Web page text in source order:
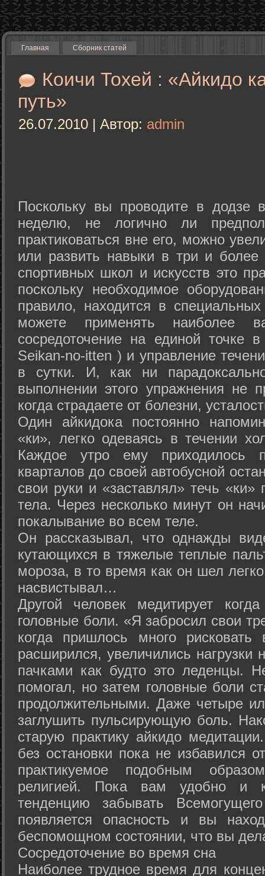
Главная Сборник статей
Коичи Тохей : «Айкидо
путь»
26.07.2010 | Автор: admin
Поскольку вы проводите в додзе
неделю, не логично ли
практиковаться вне его, можно
или развить навыки в три и
спортивных школ и искусств это
поскольку необходимое
правило, находится в
можете применять наиболее
сосредоточение на единой точке
Seikan-­no-­itten ) и управление
в сутки. И, как ни
выполнении этого упражнения не
когда страдаете от болезни,
Один айкидока постоянно
«ки», легко одеваясь в течении
Каждое утро ему приходилось
кварталов до своей автобусной
свои руки и «заставлял» течь «ки»
тела. Через несколько минут он
покалывание во всем теле.
Он рассказывал, что однажды
кутающихся в тяжелые теплые
мороза, в то время как он шел
насвистывал…
Другой человек медитирует
головные боли. «Я забросил свои
когда пришлось много
расширился, увеличились нагрузки
пачками как будто это леденцы.
помогал, но затем головные боли
продолжительными. Даже четыре
заглушить пульсирующую боль.
старую практику айкидо
без остановки пока не избавился
практикуемое подобным
религией. Пока вам удобно и
тенденцию забывать
появляется опасность и вы
беспомощном состоянии, что вы
Сосредоточение во время сна
Наиболее трудное время для